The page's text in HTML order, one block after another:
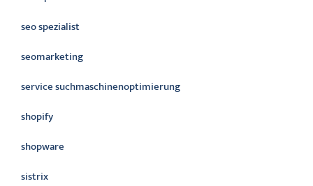
seo spezialist
seomarketing
service suchmaschinenoptimierung
shopify
shopware
sistrix